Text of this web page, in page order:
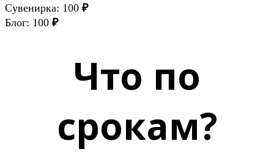
Сувенирка: 100 ₽
Блог: 100 ₽
Что по
срокам?